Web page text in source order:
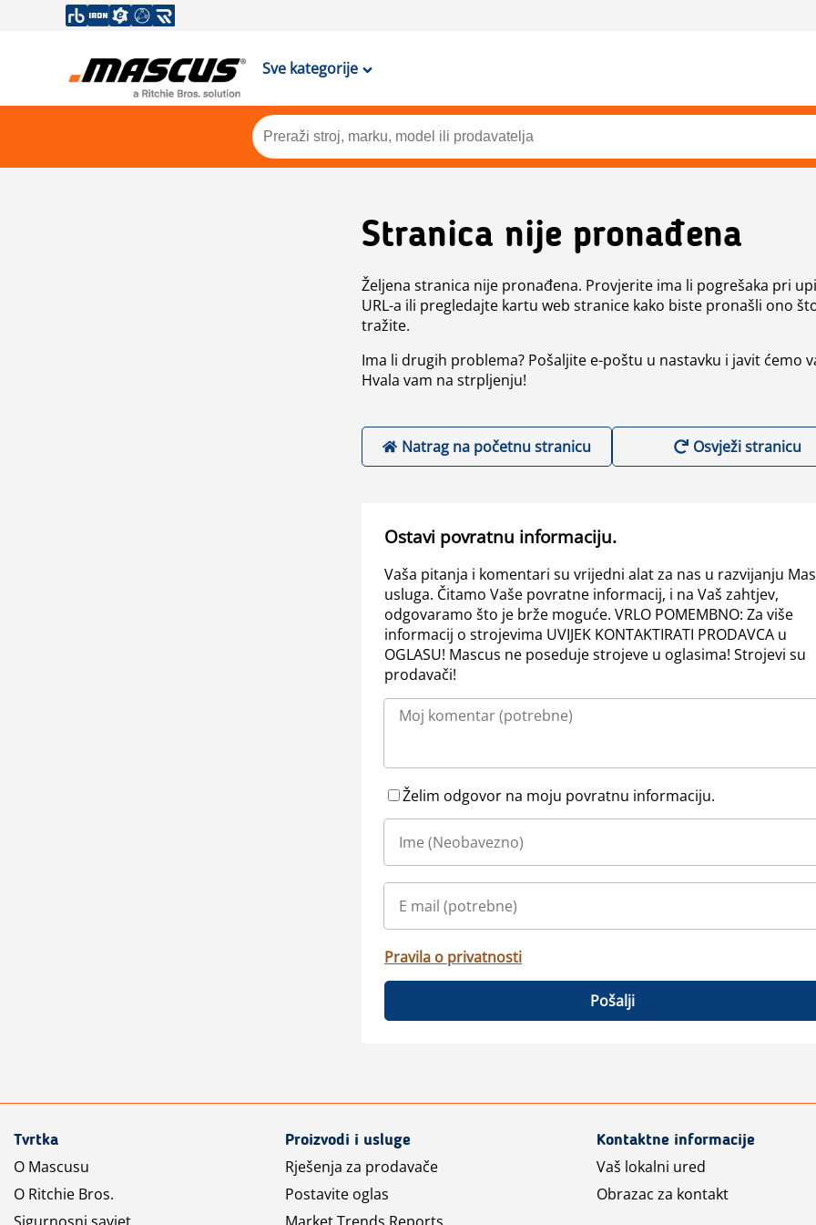
Sve kategorije
Stranica nije pronađena
Željena stranica nije pronađena. Provjerite ima li pogrešaka pri
URL-a ili pregledajte kartu web stranice kako biste pronašli ono
tražite.
Ima li drugih problema? Pošaljite e-poštu u nastavku i javit ćemo
Hvala vam na strpljenju!
Natrag na početnu stranicu Osvježi stranicu
Ostavi povratnu informaciju.
Vaša pitanja i komentari su vrijedni alat za nas u razvijanju
usluga. Čitamo Vaše povratne informacij, i na Vaš zahtjev,
odgovaramo što je brže moguće. VRLO POMEMBNO: Za više
informacij o strojevima UVIJEK KONTAKTIRATI PRODAVCA u
OGLASU! Mascus ne poseduje strojeve u oglasima! Strojevi su
prodavači!
Želim odgovor na moju povratnu informaciju.
Pravila o privatnosti
Pošalji
Tvrtka
O Mascusu
O Ritchie Bros.
Proizvodi i usluge
Rješenja za prodavače
Postavite oglas
Kontaktne informacije
Vaš lokalni ured
Obrazac za kontakt